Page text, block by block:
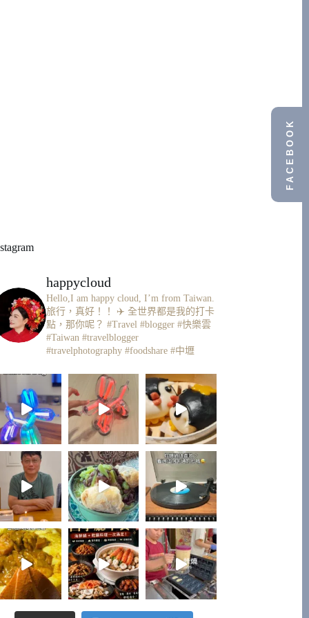
happycloud
Hello,I am happy cloud, I’m from Taiwan.
旅行，真好！！ ✈️ 全世界都是我的打卡
點，那你呢？ #Travel #blogger #快樂雲
#Taiwan #travelblogger
#travelphotography #foodshare #中壢
FACEBOOK